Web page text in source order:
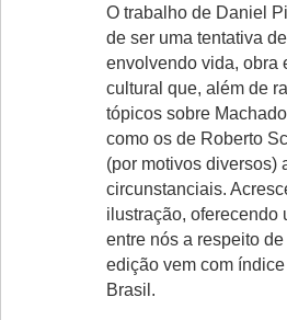
O trabalho de Daniel
de ser uma tentativa
envolvendo vida, obra
cultural que, além de
tópicos sobre
como os de Roberto
(por motivos diversos)
circunstanciais.
ilustração, oferecendo
entre nós a respeito
edição vem com
Brasil.